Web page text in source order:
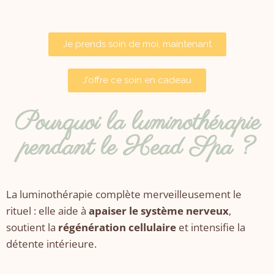
Je prends soin de moi, maintenant
J'offre ce soin en cadeau
Pourquoi la luminothérapie
pendant le Head Spa ?
La luminothérapie complète merveilleusement le
rituel : elle aide à apaiser le système nerveux,
soutient la régénération cellulaire et intensifie la
détente intérieure.